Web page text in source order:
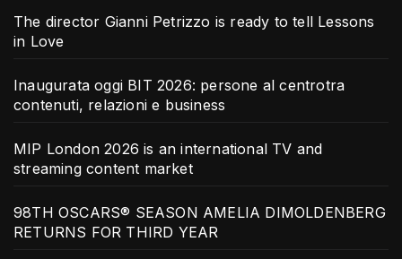
The director Gianni Petrizzo is ready to tell Lessons
in Love
Inaugurata oggi BIT 2026: persone al centrotra
contenuti, relazioni e business
MIP London 2026 is an international TV and
streaming content market
98TH OSCARS® SEASON AMELIA DIMOLDENBERG
RETURNS FOR THIRD YEAR